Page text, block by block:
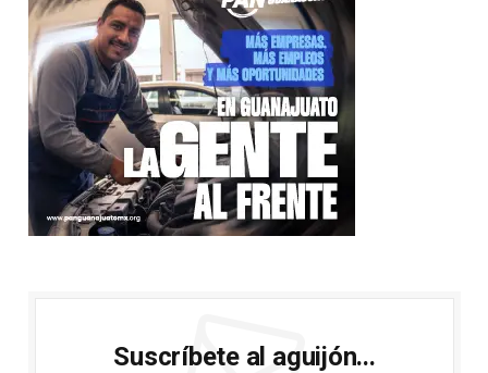
Suscríbete al aguijón...